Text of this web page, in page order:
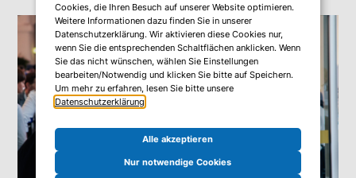
Cookies, die Ihren Besuch auf unserer Website optimieren.
Weitere Informationen dazu finden Sie in unserer
Datenschutzerklärung. Wir aktivieren diese Cookies nur,
wenn Sie die entsprechenden Schaltflächen anklicken. Wenn
Sie das nicht wünschen, wählen Sie Einstellungen
bearbeiten/Notwendig und klicken Sie bitte auf Speichern.
Um mehr zu erfahren, lesen Sie bitte unsere
Datenschutzerklärung.
Alle akzeptieren
Nur notwendige Cookies